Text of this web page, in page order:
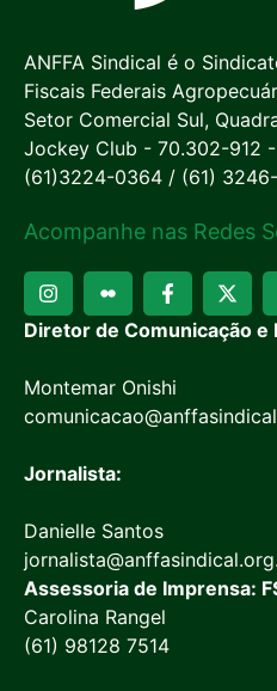
ANFFA Sindical é o
Fiscais Federais
Setor Comercial Sul,
Jockey Club - 70.302-912 -
(61)3224-0364 / (61)
Acompanhe nas Redes
Diretor de Comunicação e
Montemar Onishi
Jornalista:
Danielle Santos
Assessoria de Imprensa:
Carolina Rangel
(61) 98128 7514